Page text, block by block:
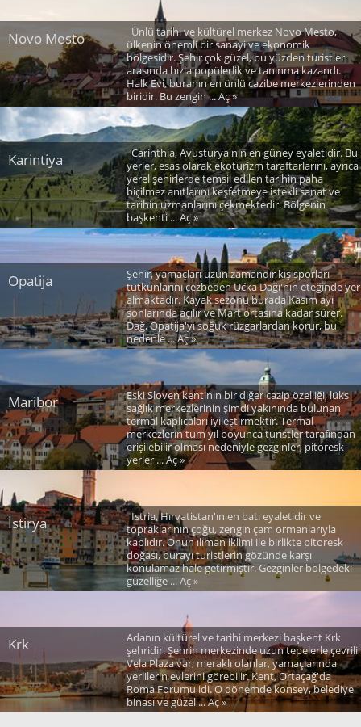
Novo Mesto
Ünlü tarihi ve kültürel merkez Novo Mesto,
ülkenin önemli bir sanayi ve ekonomik
bölgesidir. Şehir çok güzel, bu yüzden turistler
arasında hızla popülerlik ve tanınma kazandı.
Halk Evi, buranın en ünlü cazibe merkezlerinden
biridir. Bu zengin ... Aç »
Karintiya
Carinthia, Avusturya'nın en güney eyaletidir. Bu
yerler, esas olarak ekoturizm taraftarlarını, ayrıca
yerel şehirlerde temsil edilen tarihin paha
biçilmez anıtlarını keşfetmeye istekli sanat ve
tarihin uzmanlarını çekmektedir. Bölgenin
başkenti ... Aç »
Opatija
Şehir, yamaçları uzun zamandır kış sporları
tutkunlarını cezbeden Učka Dağı'nın eteğinde yer
almaktadır. Kayak sezonu burada Kasım ayı
sonlarında açılır ve Mart ortasına kadar sürer.
Dağ, Opatija'yı soğuk rüzgarlardan korur, bu
nedenle ... Aç »
Maribor
Eski Sloven kentinin bir diğer cazip özelliği, lüks
sağlık merkezlerinin şimdi yakınında bulunan
termal kaplıcaları iyileştirmektir. Termal
merkezlerin tüm yıl boyunca turistler tarafından
erişilebilir olması nedeniyle gezginler, pitoresk
yerler ... Aç »
İstirya
Istria, Hırvatistan'ın en batı eyaletidir ve
topraklarının çoğu, zengin çam ormanlarıyla
kaplıdır. Onun ılıman iklimi ile birlikte pitoresk
doğası, burayı turistlerin gözünde karşı
konulamaz hale getirmiştir. Gezginler bölgedeki
güzelliğe ... Aç »
Krk
Adanın kültürel ve tarihi merkezi başkent Krk
şehridir. Şehrin merkezinde uzun tepelerle çevrili
Vela Plaza var; meraklı olanlar, yamaçlarında
yerlilerin evlerini görebilir. Kent, Ortaçağ'da
Roma Forumu idi. O dönemde konsey, belediye
binası ve güzel ... Aç »